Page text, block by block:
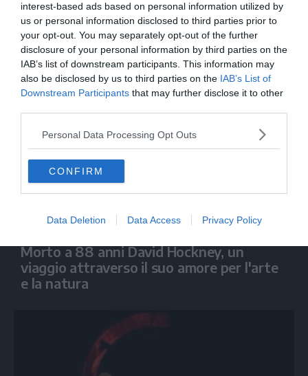
interest-based ads based on personal information utilized by
us or personal information disclosed to third parties prior to
your opt-out. You may separately opt-out of the further
disclosure of your personal information by third parties on the
IAB’s list of downstream participants. This information may
also be disclosed by us to third parties on the IAB’s List of
Downstream Participants that may further disclose it to other
Personal Data Processing Opt Outs
CONFIRM
Data Deletion Data Access Privacy Policy
SPETTACOLO
Barbara Bouchet alle Giornate della Luce:
“Devo ringraziare Quentin Tarantino”
Morto a 88 anni David Hockney, un
viaggio attraverso il suo amore per l'arte
e la natura